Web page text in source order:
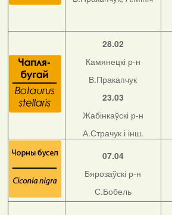
28.02
Камянецкі р-н
В.Пракапчук
23.03
Жабінкаўскі р-н
А.Страчук і інш.
07.04
Бярозаўскі р-н
С.Бобель